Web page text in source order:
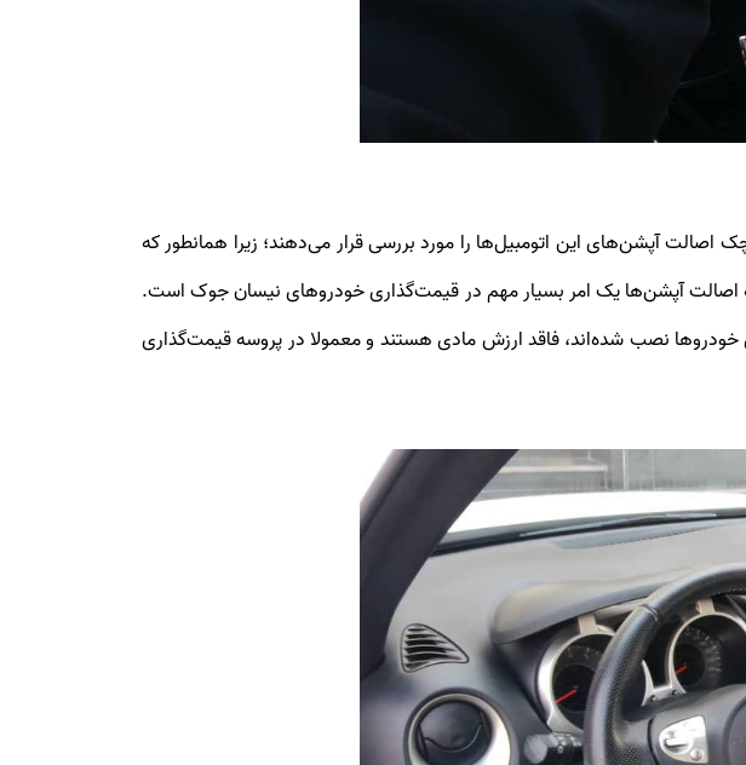
آپشن‌های این اتومبیل‌ها را مورد بررسی قرار می‌دهند؛ زیرا همانطور که
آپشن‌ها یک امر بسیار مهم در قیمت‌گذاری خودروهای نیسان جوک است.
نصب شده‌اند، فاقد ارزش مادی هستند و معمولا در پروسه قیمت‌گذاری